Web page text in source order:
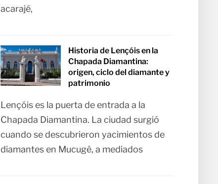
acarajé,
Historia de Lençóis en la
Chapada Diamantina:
origen, ciclo del diamante y
patrimonio
Lençóis es la puerta de entrada a la
Chapada Diamantina. La ciudad surgió
cuando se descubrieron yacimientos de
diamantes en Mucugê, a mediados